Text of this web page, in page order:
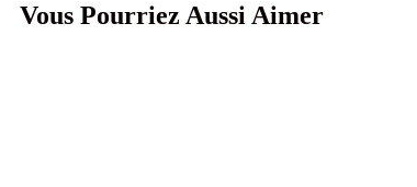
Vous Pourriez Aussi Aimer